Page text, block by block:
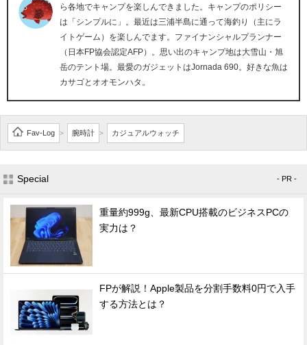
ら各地でキャンプを楽しんできました。キャンプのポリシー
は「シンプルに」。最近は三浦半島に通って海釣り（主にラ
イトゲーム）を楽しんでます。ファイナンシャルプランナー
（日本FP協会認定AFP）。思い出のキャンプ地は大雪山・旭
岳のテント場。最愛のガジェットはJornada 690。好きな魚は
カサゴとオオモンハタ。
Fav-Log > 腕時計 > カジュアルウォッチ
Special - PR -
重量約999g、最新CPU搭載のビジネスPCの
実力は？
FPが解説！Apple製品を分割手数料0円で入手
する方法とは？